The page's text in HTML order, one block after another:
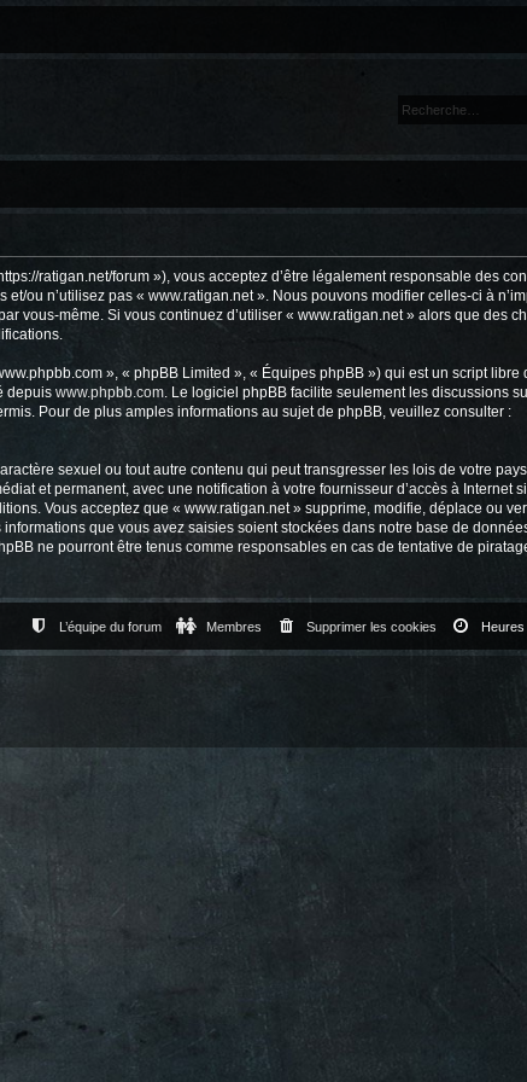
ratigan.net/forum »), vous acceptez d’être légalement responsable des
ou n’utilisez pas « www.ratigan.net ». Nous pouvons modifier celles-ci à
vous-même. Si vous continuez d’utiliser « www.ratigan.net » alors que des
», « phpBB Limited », « Équipes phpBB ») qui est un script libre
depuis www.phpbb.com . Le logiciel phpBB facilite seulement les discussions
Pour de plus amples informations au sujet de phpBB, veuillez consulter :
sexuel ou tout autre contenu qui peut transgresser les lois de votre
et permanent, avec une notification à votre fournisseur d’accès à Internet
Vous acceptez que « www.ratigan.net » supprime, modifie, déplace ou
que vous avez saisies soient stockées dans notre base de
ne pourront être tenus comme responsables en cas de tentative de
Supprimer les cookies
Membres
L’équipe du forum